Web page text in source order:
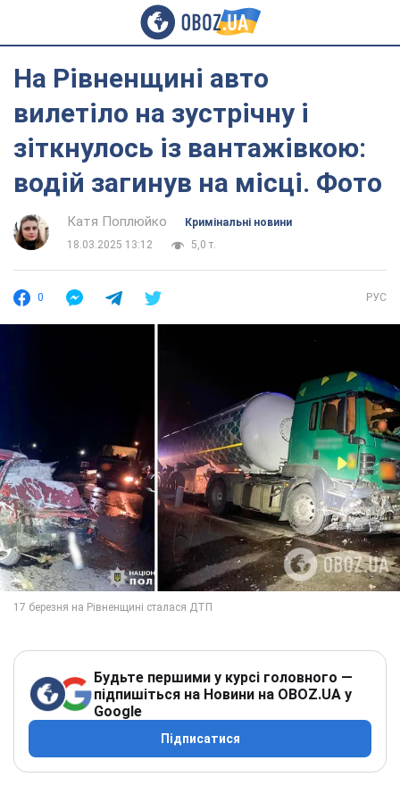
На Рівненщині авто
вилетіло на зустрічну і
зіткнулось із вантажівкою:
водій загинув на місці. Фото
Катя Поплюйко
Кримінальні новини
18.03.2025 13:12
5,0 т.
0 РУС
Будьте першими у курсі головного —
підпишіться на Новини на OBOZ.UA у
Google
Підписатися